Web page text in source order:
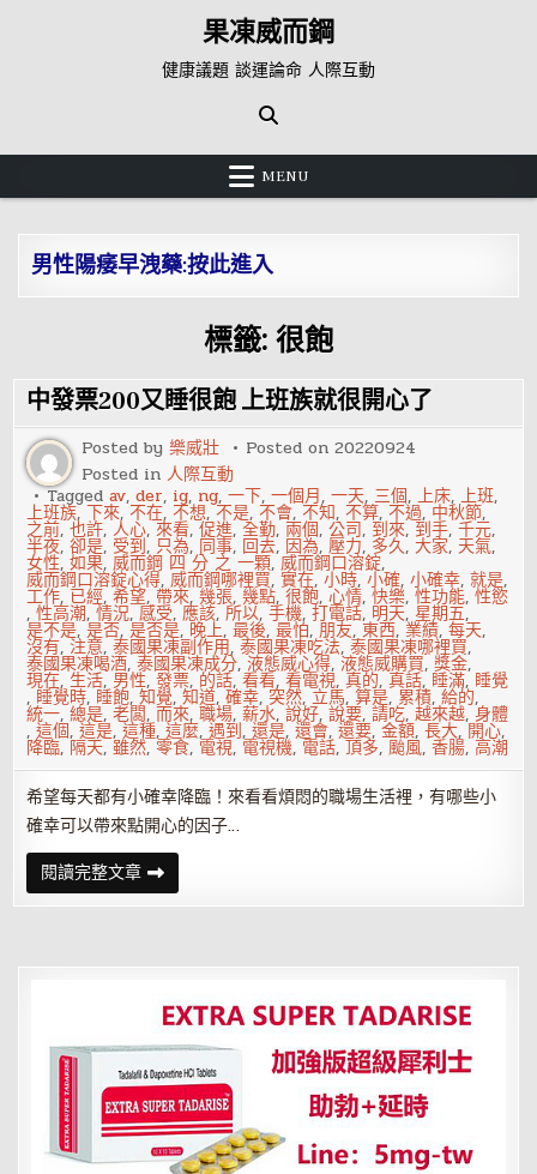
果凍威而鋼
健康議題 談運論命 人際互動
MENU
男性陽痿早洩藥:按此進入
標籤: 很飽
中發票200又睡很飽 上班族就很開心了
Posted by樂威壯 Posted on20220924
Posted in人際互動
Taggedav,der, ig, ng,一下,一個月,一天, 三個,上床,上班,
上班族,下來,不在,不想,不是,不會,不知,不算,不過, 中秋節,
之前,也許,人心,來看,促進,全勤, 兩個,公司, 到來, 到手,千元,
半夜,卻是, 受到, 只為, 同事, 回去, 因為,壓力, 多久,大家, 天氣,
女性,如果,威而鋼 四 分 之 一顆,威而鋼口溶錠,
威而鋼口溶錠心得,威而鋼哪裡買,實在,小時,小確,小確幸,就是,
工作, 已經,希望,帶來,幾張,幾點,很飽,心情,快樂,性功能,性慾
,性高潮,情況,感受,應該,所以,手機,打電話, 明天, 星期五,
是不是,是否,是否是, 晚上,最後,最怕,朋友,東西, 業績,每天,
沒有,注意,泰國果凍副作用,泰國果凍吃法,泰國果凍哪裡買,
泰國果凍喝酒,泰國果凍成分,液態威心得,液態威購買,獎金,
現在,生活, 男性,發票, 的話,看看,看電視,真的,真話, 睡滿, 睡覺
, 睡覺時, 睡飽,知覺,知道,確幸,突然,立馬,算是, 累積,給的,
統一,總是,老闆,而來,職場,薪水,說好,說要,請吃,越來越,身體
,這個,這是,這種,這麼,遇到,還是,還會,還要,金額,長大, 開心,
降臨, 隔天,雖然,零食, 電視, 電視機, 電話,頂多,颱風,香腸,高潮
希望每天都有小確幸降臨！來看看煩悶的職場生活裡，有哪些小
確幸可以帶來點開心的因子…
閱讀完整文章中
發
票
很
班
族
就
很
開
心
了